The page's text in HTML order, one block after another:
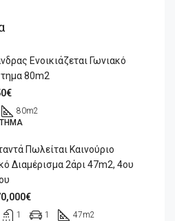
Ενοικιάζεται Γωνιακό
80m2
80m2
Πωλείται Καινούριο
Διαμέρισμα 2άρι 47m2, 4ου
1 1 47m2